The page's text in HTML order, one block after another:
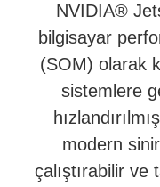
NVIDIA®
bilgisayar
(SOM) olarak
sistemlere
modern
çalıştırabilir